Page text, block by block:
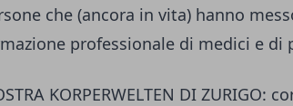
che (ancora in vita) hanno
professionale di medici e di
KORPERWELTEN DI ZURIGO: